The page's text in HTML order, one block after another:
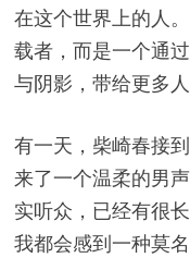
在这个世界上的人
载者，而是一个通
与阴影，带给更多人
有一天，柴崎春接
来了一个温柔的男
实听众，已经有很
我都会感到一种莫